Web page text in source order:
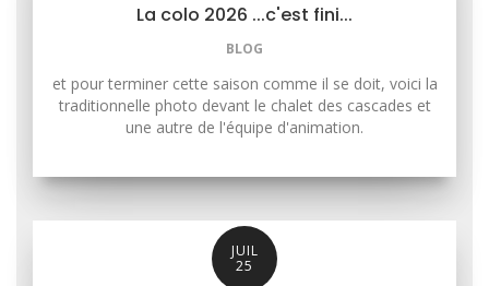
La colo 2026 ...c'est fini...
BLOG
et pour terminer cette saison comme il se doit, voici la
traditionnelle photo devant le chalet des cascades et
une autre de l'équipe d'animation.
JUIL
25